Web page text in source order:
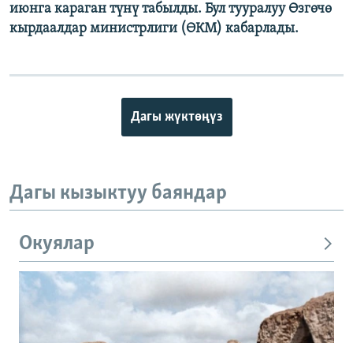
240p 360p
720p 1080p
июнга караган түнү табылды. Бул тууралуу Өзгөчө
кырдаалдар министрлиги (ӨКМ) кабарлады.
Дагы жүктөңүз
Дагы кызыктуу баяндар
Окуялар